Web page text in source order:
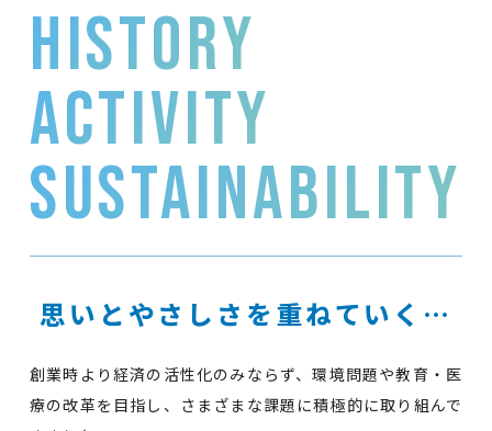
HISTORY
activity
sustainability
思いとやさしさを重ねていく…
創業時より経済の活性化のみならず、環境問題や教育・医
療の改革を目指し、さまざまな課題に積極的に取り組んで